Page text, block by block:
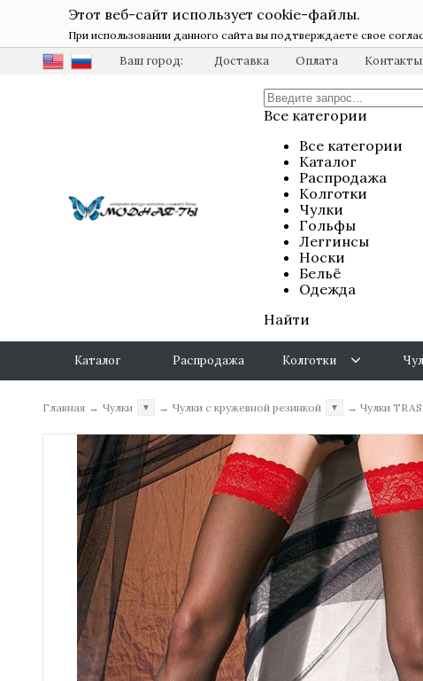
Этот веб-сайт использует cookie-файлы.
При использовании данного сайта вы подтверждаете свое
Ваш город: Доставка Оплата Контакты
Все категории
Все категории
Каталог
Распродажа
Колготки
Чулки
Гольфы
Леггинсы
Носки
Бельё
Одежда
Найти
Каталог Распродажа Колготки
Главная → Чулки ▼ → Чулки с кружевной резинкой ▼ → Чулки